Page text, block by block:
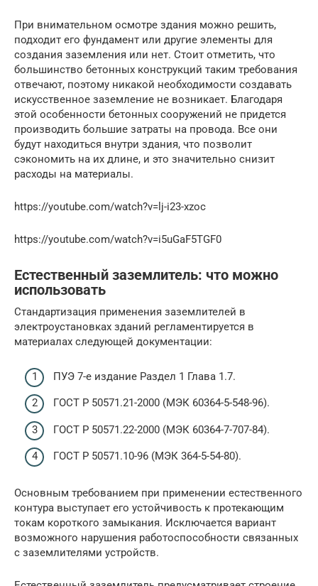
При внимательном осмотре здания можно решить,
подходит его фундамент или другие элементы для
создания заземления или нет. Стоит отметить, что
большинство бетонных конструкций таким требования
отвечают, поэтому никакой необходимости создавать
искусственное заземление не возникает. Благодаря
этой особенности бетонных сооружений не придется
производить большие затраты на провода. Все они
будут находиться внутри здания, что позволит
сэкономить на их длине, и это значительно снизит
расходы на материалы.
https://youtube.com/watch?v=lj-i23-xzoc
https://youtube.com/watch?v=i5uGaF5TGF0
Естественный заземлитель: что можно
использовать
Стандартизация применения заземлителей в
электроустановках зданий регламентируется в
материалах следующей документации:
ПУЭ 7-е издание Раздел 1 Глава 1.7.
ГОСТ Р 50571.21-2000 (МЭК 60364-5-548-96).
ГОСТ Р 50571.22-2000 (МЭК 60364-7-707-84).
ГОСТ Р 50571.10-96 (МЭК 364-5-54-80).
Основным требованием при применении естественного
контура выступает его устойчивость к протекающим
токам короткого замыкания. Исключается вариант
возможного нарушения работоспособности связанных
с заземлителями устройств.